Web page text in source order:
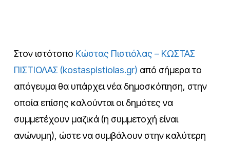
Στον ιστότοπο Κώστας Πιστιόλας – ΚΩΣΤΑΣ
ΠΙΣΤΙΟΛΑΣ (kostaspistiolas.gr) από σήμερα το
απόγευμα θα υπάρχει νέα δημοσκόπηση, στην
οποία επίσης καλούνται οι δημότες να
συμμετέχουν μαζικά (η συμμετοχή είναι
ανώνυμη), ώστε να συμβάλουν στην καλύτερη